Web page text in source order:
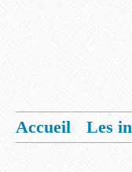
Accueil
Les